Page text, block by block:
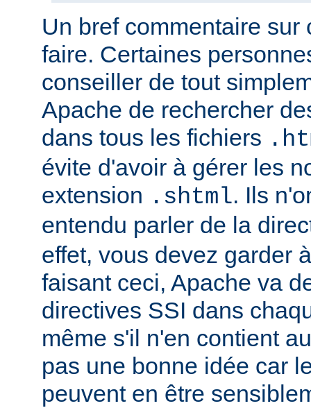
Un bref commentaire sur
faire. Certaines
conseiller de tout
Apache de rechercher
dans tous les fichiers
évite d'avoir à gérer les
extension .shtml. Ils
entendu parler de la
effet, vous devez garder
faisant ceci, Apache va
directives SSI dans
même s'il n'en contient
pas une bonne idée car
peuvent en être